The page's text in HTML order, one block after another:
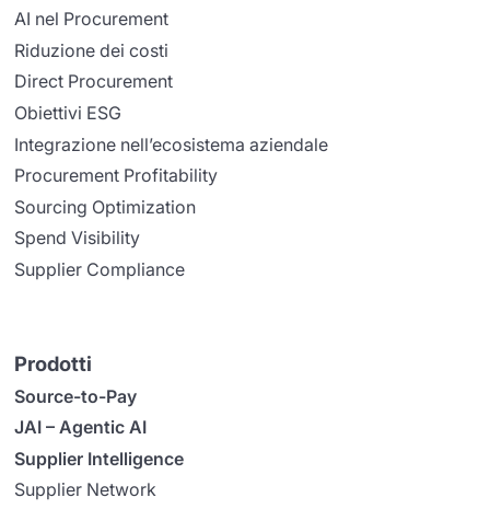
AI nel Procurement
Riduzione dei costi
Direct Procurement
Obiettivi ESG
Integrazione nell’ecosistema aziendale
Procurement Profitability
Sourcing Optimization
Spend Visibility
Supplier Compliance
Prodotti
Source-to-Pay
JAI – Agentic AI
Supplier Intelligence
Supplier Network